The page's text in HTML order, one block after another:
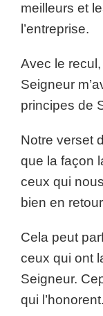
meilleurs et
l’entreprise.
Avec le
Seigneur
principes de
Notre verset
que la façon
ceux qui
bien en
Cela peut
ceux qui ont
Seigneur.
qui l’honorent.